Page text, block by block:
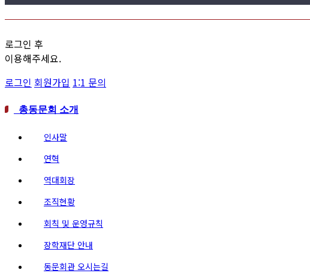
로그인 후
이용해주세요.
로그인 회원가입 1:1 문의
총동문회 소개
인사말
연혁
역대회장
조직현황
회칙 및 운영규칙
장학재단 안내
동문회관 오시는길